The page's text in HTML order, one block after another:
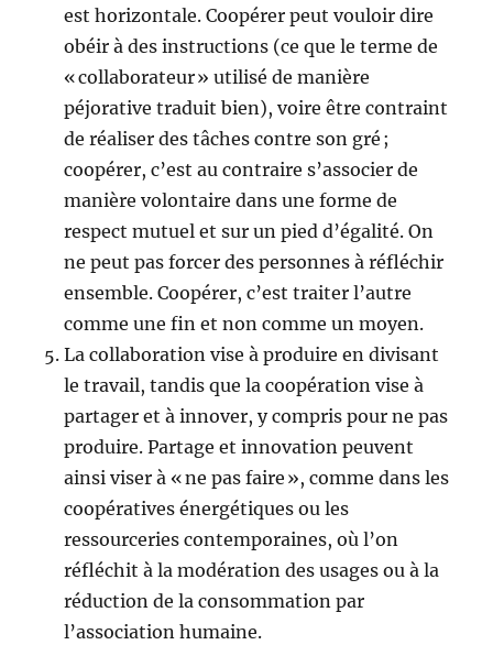
est horizontale. Coopérer peut vouloir dire
obéir à des instructions (ce que le terme de
« collaborateur » utilisé de manière
péjorative traduit bien), voire être contraint
de réaliser des tâches contre son gré ;
coopérer, c’est au contraire s’associer de
manière volontaire dans une forme de
respect mutuel et sur un pied d’égalité. On
ne peut pas forcer des personnes à réfléchir
ensemble. Coopérer, c’est traiter l’autre
comme une fin et non comme un moyen.
La collaboration vise à produire en divisant
le travail, tandis que la coopération vise à
partager et à innover, y compris pour ne pas
produire. Partage et innovation peuvent
ainsi viser à « ne pas faire », comme dans les
coopératives énergétiques ou les
ressourceries contemporaines, où l’on
réfléchit à la modération des usages ou à la
réduction de la consommation par
l’association humaine.